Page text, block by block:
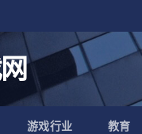
游戏行业 教育